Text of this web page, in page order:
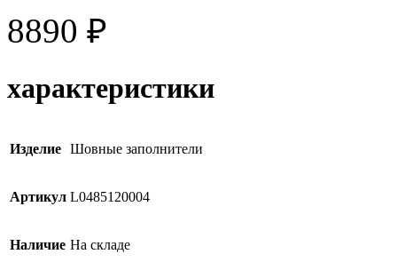
8890 ₽
характеристики
Изделие Шовные заполнители
Артикул L0485120004
Наличие На складе